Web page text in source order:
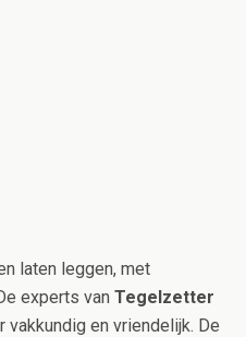
laten leggen, met
experts van Tegelzetter
vakkundig en vriendelijk. De